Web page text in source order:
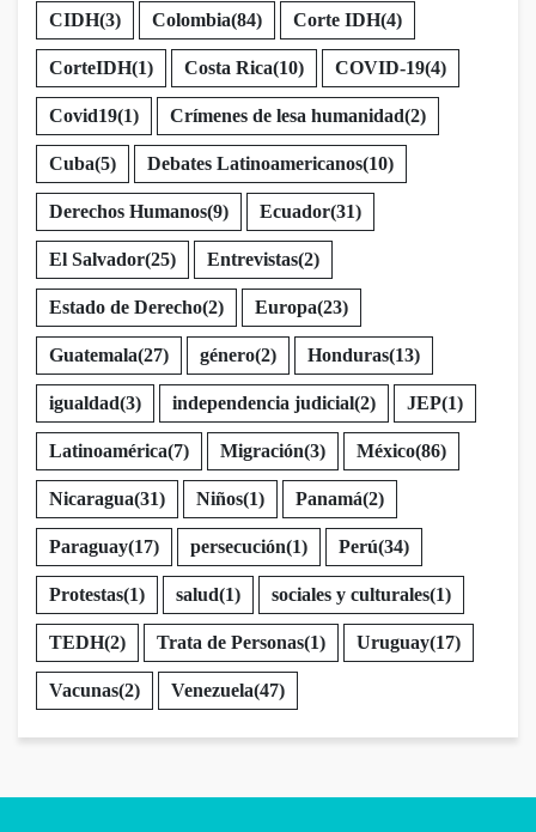
CIDH(3) Colombia(84) Corte IDH(4)
CorteIDH(1) Costa Rica(10) COVID-19(4)
Covid19(1) Crímenes de lesa humanidad(2)
Cuba(5) Debates Latinoamericanos(10)
Derechos Humanos(9) Ecuador(31)
El Salvador(25) Entrevistas(2)
Estado de Derecho(2) Europa(23)
Guatemala(27) género(2) Honduras(13)
igualdad(3) independencia judicial(2) JEP(1)
Latinoamérica(7) Migración(3) México(86)
Nicaragua(31) Niños(1) Panamá(2)
Paraguay(17) persecución(1) Perú(34)
Protestas(1) salud(1) sociales y culturales(1)
TEDH(2) Trata de Personas(1) Uruguay(17)
Vacunas(2) Venezuela(47)